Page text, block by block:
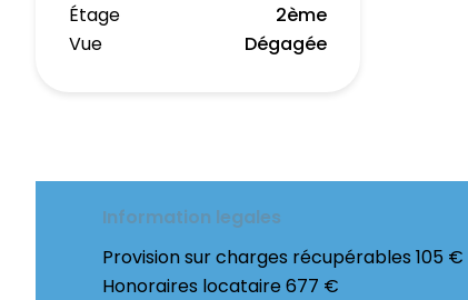
Étage
2ème
Vue
Dégagée
Information legales
Provision sur charges récupérables 105
Honoraires locataire677 €